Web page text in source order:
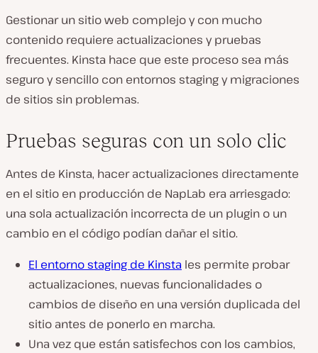
Gestionar un sitio web complejo y con mucho
contenido requiere actualizaciones y pruebas
frecuentes. Kinsta hace que este proceso sea más
seguro y sencillo con entornos staging y migraciones
de sitios sin problemas.
Pruebas seguras con un solo clic
Antes de Kinsta, hacer actualizaciones directamente
en el sitio en producción de NapLab era arriesgado:
una sola actualización incorrecta de un plugin o un
cambio en el código podían dañar el sitio.
El entorno staging de Kinsta les permite probar
actualizaciones, nuevas funcionalidades o
cambios de diseño en una versión duplicada del
sitio antes de ponerlo en marcha.
Una vez que están satisfechos con los cambios,